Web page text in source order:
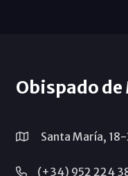
Obispado de
Santa María,
(+34) 952 224